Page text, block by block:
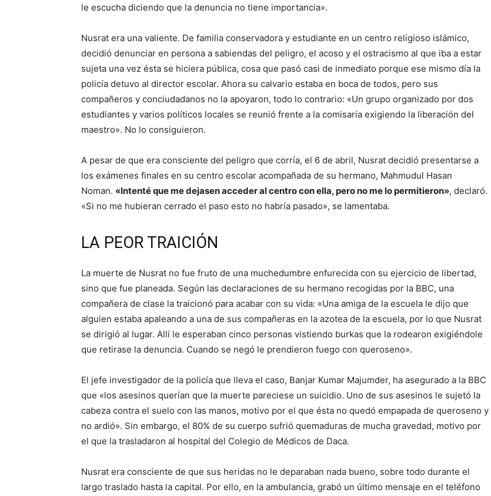
le escucha diciendo que la denuncia no tiene importancia».
Nusrat era una valiente. De familia conservadora y estudiante en un centro religioso islámico,
decidió denunciar en persona a sabiendas del peligro, el acoso y el ostracismo al que iba a estar
sujeta una vez ésta se hiciera pública, cosa que pasó casi de inmediato porque ese mismo día la
policía detuvo al director escolar. Ahora su calvario estaba en boca de todos, pero sus
compañeros y conciudadanos no la apoyaron, todo lo contrario: «Un grupo organizado por dos
estudiantes y varios políticos locales se reunió frente a la comisaría exigiendo la liberación del
maestro». No lo consiguieron.
A pesar de que era consciente del peligro que corría, el 6 de abril, Nusrat decidió presentarse a
los exámenes finales en su centro escolar acompañada de su hermano, Mahmudul Hasan
Noman. «Intenté que me dejasen acceder al centro con ella, pero no me lo permitieron», declaró.
«Si no me hubieran cerrado el paso esto no habría pasado», se lamentaba.
LA PEOR TRAICIÓN
La muerte de Nusrat no fue fruto de una muchedumbre enfurecida con su ejercicio de libertad,
sino que fue planeada. Según las declaraciones de su hermano recogidas por la BBC, una
compañera de clase la traicionó para acabar con su vida: «Una amiga de la escuela le dijo que
alguien estaba apaleando a una de sus compañeras en la azotea de la escuela, por lo que Nusrat
se dirigió al lugar. Allí le esperaban cinco personas vistiendo burkas que la rodearon exigiéndole
que retirase la denuncia. Cuando se negó le prendieron fuego con queroseno».
El jefe investigador de la policía que lleva el caso, Banjar Kumar Majumder, ha asegurado a la BBC
que «los asesinos querían que la muerte pareciese un suicidio. Uno de sus asesinos le sujetó la
cabeza contra el suelo con las manos, motivo por el que ésta no quedó empapada de queroseno y
no ardió». Sin embargo, el 80% de su cuerpo sufrió quemaduras de mucha gravedad, motivo por
el que la trasladaron al hospital del Colegio de Médicos de Daca.
Nusrat era consciente de que sus heridas no le deparaban nada bueno, sobre todo durante el
largo traslado hasta la capital. Por ello, en la ambulancia, grabó un último mensaje en el teléfono